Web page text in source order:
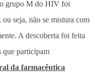
grupo M do HIV foi
seja, não se mistura com
A descoberta foi feita
que participam
da farmacêutica